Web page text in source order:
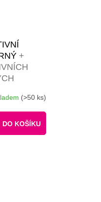
+
(>50 ks)
DO KOŠÍKU